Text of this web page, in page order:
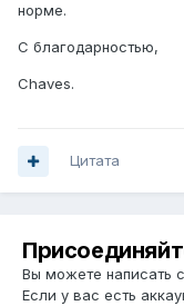
норме.
С благодарностью,
Chaves.
Цитата
Вы можете написать
Если у вас есть